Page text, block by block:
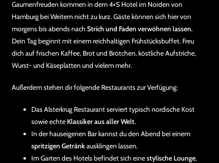
Gaumenfreuden kommen in dem 4⭑S Hotel im Norden von
Hamburg bei Weitem nicht zu kurz. Gäste können sich hier von
morgens bis abends nach Strich und Faden verwöhnen lassen.
Dein Tag beginnt mit einem reichhaltigen Frühstücksbuffet. Freu
dich auf frischen Kaffee, Brot und Brötchen, köstliche Aufstriche,
Wurst- und Käseplatten und vielem mehr.
Außerdem stehen dir folgende Restaurants zur Verfügung:
Das Alsterkrug Restaurant serviert typisch nordische Kost
sowie echte Klassiker aus aller Welt.
In der hauseigenen Bar kannst du den Abend bei einem
spritzigen Getränkausklingen lassen.
Im Garten des Hotels befindet sich einestylische Lounge,